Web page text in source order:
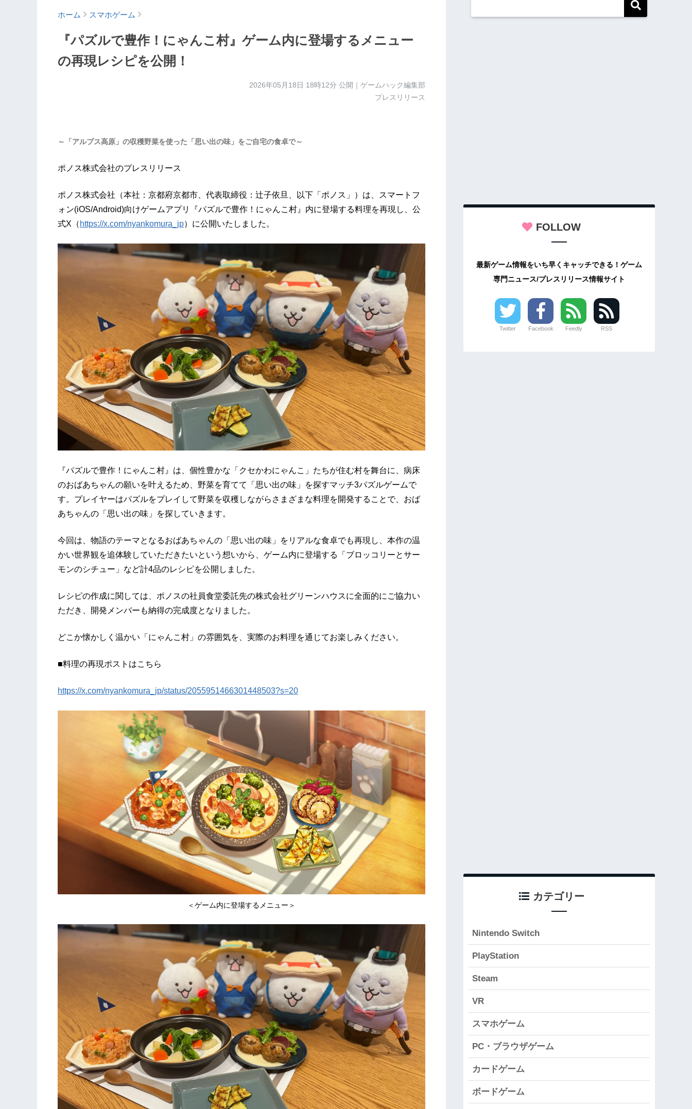
ホーム スマホゲーム
『パズルで豊作！にゃんこ村』ゲーム内に登場するメニュー
の再現レシピを公開！
2026年05月18日 18時12分 公開｜ゲームハック編集部
プレスリリース
～「アルプス高原」の収穫野菜を使った「思い出の味」をご自宅の食卓で～
ポノス株式会社のプレスリリース
ポノス株式会社（本社：京都府京都市、代表取締役：辻子依旦、以下「ポノス」）は、スマートフ
ォン(iOS/Android)向けゲームアプリ『パズルで豊作！にゃんこ村』内に登場する料理を再現し、公
式X（ https://x.com/nyankomura_jp）に公開いたしました。
『パズルで豊作！にゃんこ村』は、個性豊かな「クセかわにゃんこ」たちが住む村を舞台に、病床
のおばあちゃんの願いを叶えるため、野菜を育てて「思い出の味」を探すマッチ3パズルゲームで
す。プレイヤーはパズルをプレイして野菜を収穫しながらさまざまな料理を開発することで、おば
あちゃんの「思い出の味」を探していきます。
今回は、物語のテーマとなるおばあちゃんの「思い出の味」をリアルな食卓でも再現し、本作の温
かい世界観を追体験していただきたいという想いから、ゲーム内に登場する「ブロッコリーとサー
モンのシチュー」など計4品のレシピを公開しました。
レシピの作成に関しては、ポノスの社員食堂委託先の株式会社グリーンハウスに全面的にご協力い
ただき、開発メンバーも納得の完成度となりました。
どこか懐かしく温かい「にゃんこ村」の雰囲気を、実際のお料理を通じてお楽しみください。
■料理の再現ポストはこちら
https://x.com/nyankomura_jp/status/2055951466301448503?s=20
＜ゲーム内に登場するメニュー＞
FOLLOW
最新ゲーム情報をいち早くキャッチできる！ゲーム
専門ニュース/プレスリリース情報サイト
Twitter Facebook Feedly RSS
カテゴリー
Nintendo Switch
PlayStation
Steam
VR
スマホゲーム
PC・ブラウザゲーム
カードゲーム
ボードゲーム